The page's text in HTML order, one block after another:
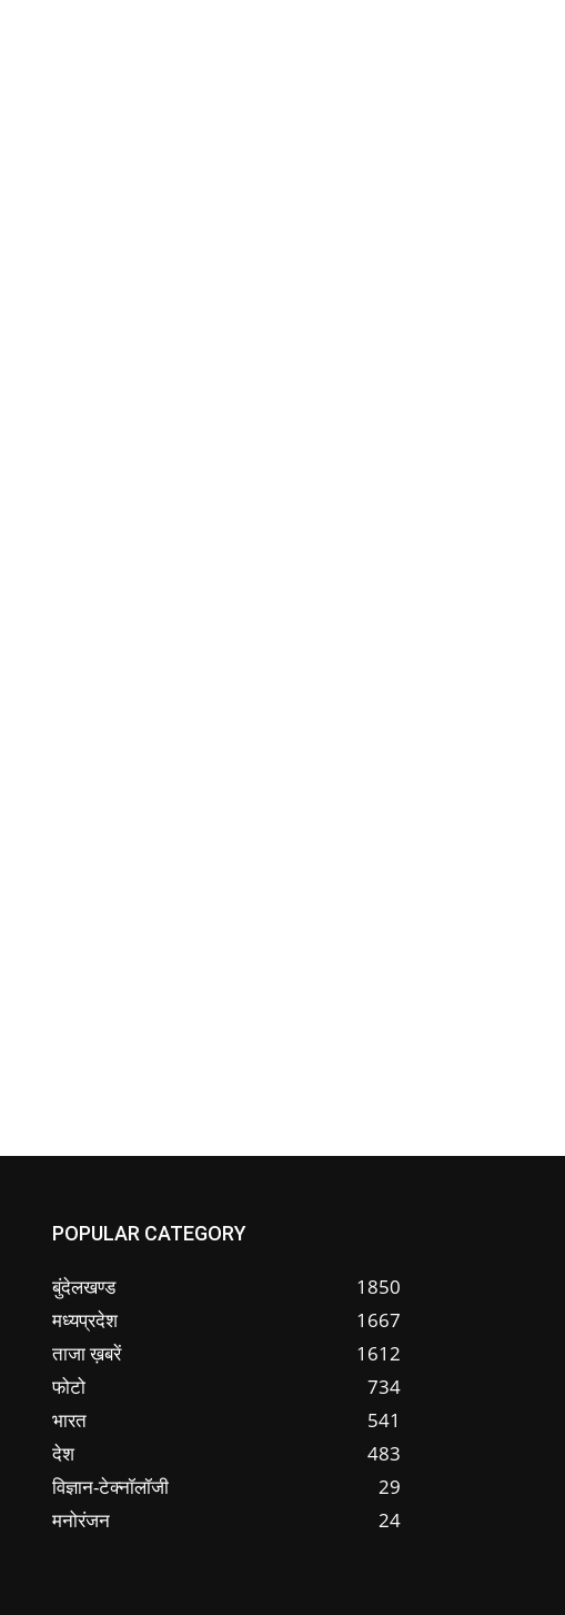
POPULAR CATEGORY
बुंदेलखण्ड
1850
मध्यप्रदेश
1667
ताजा ख़बरें
1612
फोटो
734
भारत
541
देश
483
विज्ञान-टेक्नॉलॉजी
29
मनोरंजन
24